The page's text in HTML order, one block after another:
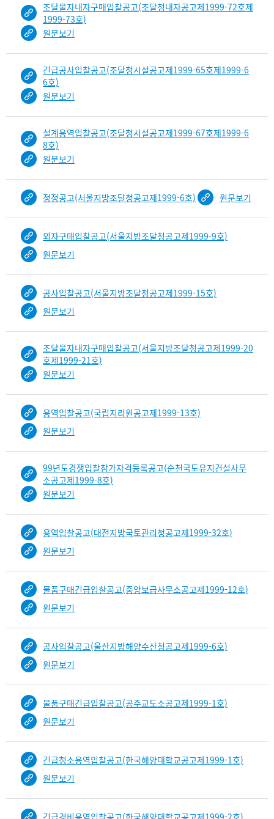
조달물자내자구매입찰공고(조달청내자공고제1999-72호제
1999-73호)
원문보기
긴급공사입찰공고(조달청시설공고제1999-65호제1999-6
6호)
원문보기
설계용역입찰공고(조달청시설공고제1999-67호제1999-6
8호)
원문보기
정정공고(서울지방조달청공고제1999-6호) 원문보기
외자구매입찰공고(서울지방조달청공고제1999-9호)
원문보기
공사입찰공고(서울지방조달청공고제1999-15호)
원문보기
조달물자내자구매입찰공고(서울지방조달청공고제1999-20
호제1999-21호)
원문보기
용역입찰공고(국립지리원공고제1999-13호)
원문보기
99년도경쟁입찰참가자격등록공고(순천국도유지건설사무
소공고제1999-8호)
원문보기
용역입찰공고(대전지방국토관리청공고제1999-32호)
원문보기
물품구매긴급입찰공고(중앙보급사무소공고제1999-12호)
원문보기
공사입찰공고(울산지방해양수산청공고제1999-6호)
원문보기
물품구매긴급입찰공고(공주교도소공고제1999-1호)
원문보기
긴급청소용역입찰공고(한국해양대학교공고제1999-1호)
원문보기
긴급경비용역입찰공고(한국해양대학교공고제1999-2호)